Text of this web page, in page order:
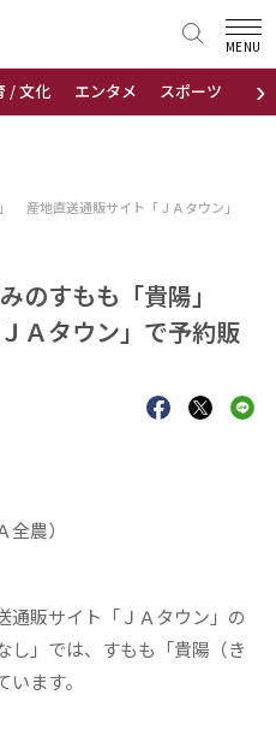
›
/ 文化 エンタメ スポーツ 地域
MENU
産地直送通販サイト「ＪＡタウン」
のすもも「貴陽」
Ａタウン」で予約販
農）
販サイト「ＪＡタウン」の
し」では、すもも「貴陽（き
ます。